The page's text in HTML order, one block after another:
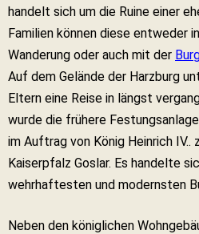
handelt sich um die Ruine einer
Familien können diese entweder
Wanderung oder auch mit der
Auf dem Gelände der Harzburg
Eltern eine Reise in längst
wurde die frühere
im Auftrag von König Heinrich IV..
Kaiserpfalz Goslar. Es handelte
wehrhaftesten und modernsten
Neben den königlichen